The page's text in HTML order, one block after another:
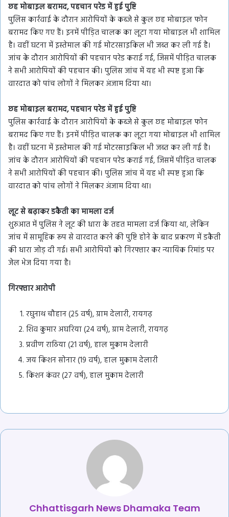
छह मोबाइल बरामद, पहचान परेड में हुई पुष्टि
पुलिस कार्रवाई के दौरान आरोपियों के कब्जे से कुल छह मोबाइल फोन
बरामद किए गए हैं। इनमें पीड़ित चालक का लूटा गया मोबाइल भी शामिल
है। वहीं घटना में इस्तेमाल की गई मोटरसाइकिल भी जब्त कर ली गई है।
जांच के दौरान आरोपियों की पहचान परेड कराई गई, जिसमें पीड़ित चालक
ने सभी आरोपियों की पहचान की। पुलिस जांच में यह भी स्पष्ट हुआ कि
वारदात को पांच लोगों ने मिलकर अंजाम दिया था।
छह मोबाइल बरामद, पहचान परेड में हुई पुष्टि
पुलिस कार्रवाई के दौरान आरोपियों के कब्जे से कुल छह मोबाइल फोन
बरामद किए गए हैं। इनमें पीड़ित चालक का लूटा गया मोबाइल भी शामिल
है। वहीं घटना में इस्तेमाल की गई मोटरसाइकिल भी जब्त कर ली गई है।
जांच के दौरान आरोपियों की पहचान परेड कराई गई, जिसमें पीड़ित चालक
ने सभी आरोपियों की पहचान की। पुलिस जांच में यह भी स्पष्ट हुआ कि
वारदात को पांच लोगों ने मिलकर अंजाम दिया था।
लूट से बढ़ाकर डकैती का मामला दर्ज
शुरुआत में पुलिस ने लूट की धारा के तहत मामला दर्ज किया था, लेकिन
जांच में सामूहिक रूप से वारदात करने की पुष्टि होने के बाद प्रकरण में डकैती
की धारा जोड़ दी गई। सभी आरोपियों को गिरफ्तार कर न्यायिक रिमांड पर
जेल भेज दिया गया है।
गिरफ्तार आरोपी
रघुनाथ चौहान (25 वर्ष), ग्राम देलारी, रायगढ़
शिव कुमार अघरिया (24 वर्ष), ग्राम देलारी, रायगढ़
प्रवीण राठिया (21 वर्ष), हाल मुकाम देलारी
जय किशन सोनार (19 वर्ष), हाल मुकाम देलारी
किशन कंवर (27 वर्ष), हाल मुकाम देलारी
Chhattisgarh News Dhamaka Team